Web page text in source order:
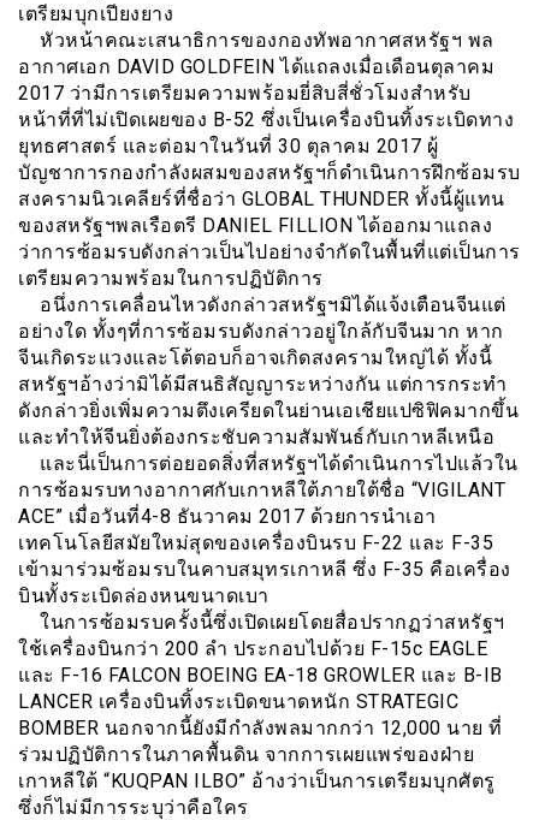
เตรียมบุกเปียงยาง
หัวหน้าคณะเสนาธิการของกองทัพอากาศสหรัฐฯ พล
อากาศเอก DAVID GOLDFEIN ได้แถลงเมื่อเดือนตุลาคม
2017 ว่ามีการเตรียมความพร้อมยี่สิบสี่ชั่วโมงสำหรับ
หน้าที่ที่ไม่เปิดเผยของ B-52 ซึ่งเป็นเครื่องบินทิ้งระเบิดทาง
ยุทธศาสตร์ และต่อมาในวันที่ 30 ตุลาคม 2017 ผู้
บัญชาการกองกำลังผสมของสหรัฐฯก็ดำเนินการฝึกซ้อมรบ
สงครามนิวเคลียร์ที่ชื่อว่า GLOBAL THUNDER ทั้งนี้ผู้แทน
ของสหรัฐฯพลเรือตรี DANIEL FILLION ได้ออกมาแถลง
ว่าการซ้อมรบดังกล่าวเป็นไปอย่างจำกัดในพื้นที่แต่เป็นการ
เตรียมความพร้อมในการปฏิบัติการ
อนึ่งการเคลื่อนไหวดังกล่าวสหรัฐฯมิได้แจ้งเตือนจีนแต่
อย่างใด ทั้งๆที่การซ้อมรบดังกล่าวอยู่ใกล้กับจีนมาก หาก
จีนเกิดระแวงและโต้ตอบก็อาจเกิดสงครามใหญ่ได้ ทั้งนี้
สหรัฐฯอ้างว่ามิได้มีสนธิสัญญาระหว่างกัน แต่การกระทำ
ดังกล่าวยิ่งเพิ่มความตึงเครียดในย่านเอเชียแปซิฟิคมากขึ้น
และทำให้จีนยิ่งต้องกระชับความสัมพันธ์กับเกาหลีเหนือ
และนี่เป็นการต่อยอดสิ่งที่สหรัฐฯได้ดำเนินการไปแล้วใน
การซ้อมรบทางอากาศกับเกาหลีใต้ภายใต้ชื่อ “VIGILANT
ACE” เมื่อวันที่4-8 ธันวาคม 2017 ด้วยการนำเอา
เทคโนโลยีสมัยใหม่สุดของเครื่องบินรบ F-22 และ F-35
เข้ามาร่วมซ้อมรบในคาบสมุทรเกาหลี ซึ่ง F-35 คือเครื่อง
บินทั้งระเบิดล่องหนขนาดเบา
ในการซ้อมรบครั้งนี้ซึ่งเปิดเผยโดยสื่อปรากฏว่าสหรัฐฯ
ใช้เครื่องบินกว่า 200 ลำ ประกอบไปด้วย F-15c EAGLE
และ F-16 FALCON BOEING EA-18 GROWLER และ B-IB
LANCER เครื่องบินทิ้งระเบิดขนาดหนัก STRATEGIC
BOMBER นอกจากนี้ยังมีกำลังพลมากกว่า 12,000 นาย ที่
ร่วมปฏิบัติการในภาคพื้นดิน จากการเผยแพร่ของฝ่าย
เกาหลีใต้ “KUQPAN ILBO” อ้างว่าเป็นการเตรียมบุกศัตรู
ซึ่งก็ไม่มีการระบุว่าคือใคร